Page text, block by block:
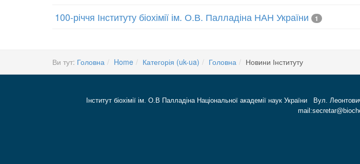
100-річчя Інституту біохімії ім. О.В. Палладіна НАН України 1
Ви тут: Головна Home Категорія (uk-ua) Головна Новини Інституту
Інститут біохімії ім. О.В Палладіна Національної академії наук України Вул.